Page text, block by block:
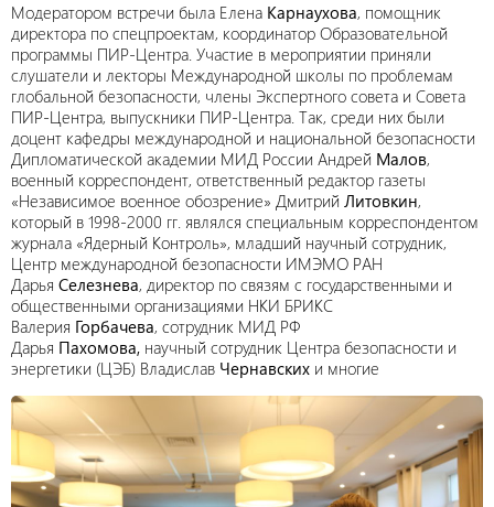
Модератором встречи была Елена Карнаухова, помощник
директора по спецпроектам, координатор Образовательной
программы ПИР-Центра. Участие в мероприятии приняли
слушатели и лекторы Международной школы по проблемам
глобальной безопасности, члены Экспертного совета и Совета
ПИР-Центра, выпускники ПИР-Центра. Так, среди них были
доцент кафедры международной и национальной безопасности
Дипломатической академии МИД России Андрей Малов,
военный корреспондент, ответственный редактор газеты
«Независимое военное обозрение» Дмитрий Литовкин,
который в 1998-2000 гг. являлся специальным корреспондентом
журнала «Ядерный Контроль», младший научный сотрудник,
Центр международной безопасности ИМЭМО РАН
Дарья Селезнева, директор по связям с государственными и
общественными организациями НКИ БРИКС
Валерия Горбачева, сотрудник МИД РФ
Дарья Пахомова, научный сотрудник Центра безопасности и
энергетики (ЦЭБ) Владислав Чернавских и многие